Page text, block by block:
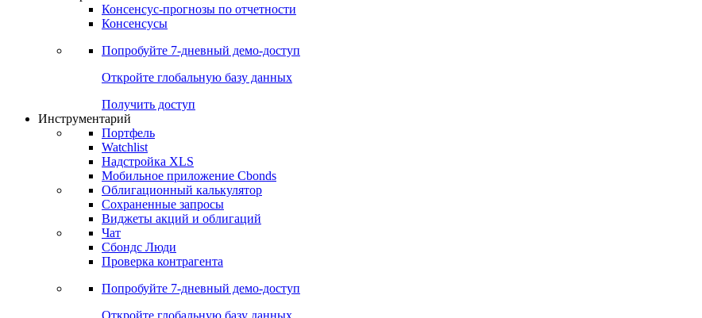
Портфели индексов Cbonds
Прогнозы
Консенсус-прогнозы по отчетности
Консенсусы
Попробуйте7-дневный
Откройте глобальную базу данных
Получить доступ
Инструментарий
Портфель
Watchlist
Надстройка XLS
Мобильное приложение Cbonds
Облигационный калькулятор
Сохраненные запросы
Виджеты акций и облигаций
Чат
Сбондс Люди
Проверка контрагента